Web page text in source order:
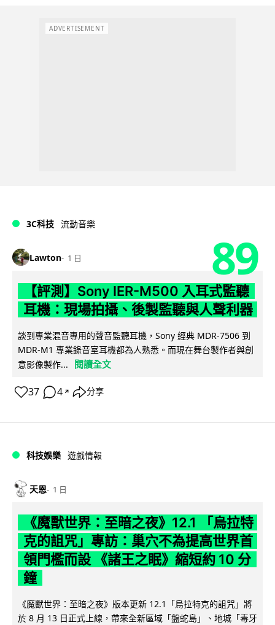
ADVERTISEMENT
3C科技 流動音樂
Lawton 1 日 89
【評測】Sony IER-M500 入耳式監聽
耳機：現場拍攝、後製監聽與人聲利器
談到專業混音專用的聲音監聽耳機，Sony 經典 MDR-7506 到
MDR-M1 專業錄音室耳機都為人熟悉。而現在舞台製作者與創
意影像製作...
閱讀全文
37 4 ↗ 分享
科技娛樂 遊戲情報
天恩 1 日
《魔獸世界：至暗之夜》12.1 「烏拉特
克的詛咒」專訪：巢穴不為提高世界首
領門檻而設 《諸王之眠》縮短約 10 分
鐘
《魔獸世界：至暗之夜》版本更新 12.1「烏拉特克的詛咒」將
於 8 月 13 日正式上線，帶來全新區域「盤蛇島」、地城「毒牙